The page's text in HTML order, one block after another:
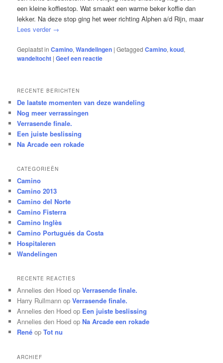
een kleine koffiestop. Wat smaakt een warme beker koffie dan
lekker. Na deze stop ging het weer richting Alphen a/d Rijn, maar
Lees verder →
Geplaatst in Camino,Wandelingen |Getagged Camino,koud,
wandeltocht |Geef een reactie
RECENTE BERICHTEN
De laatste momenten van deze wandeling
Nog meer verrassingen
Verrasende finale.
Een juiste beslissing
Na Arcade een rokade
CATEGORIEËN
Camino
Camino 2013
Camino del Norte
Camino Fisterra
Camino Inglès
Camino Portugués da Costa
Hospitaleren
Wandelingen
RECENTE REACTIES
Annelies den Hoed opVerrasende finale.
Harry Rullmann opVerrasende finale.
Annelies den Hoed op Een juiste beslissing
Annelies den Hoed op Na Arcade een rokade
René opTot nu
ARCHIEF